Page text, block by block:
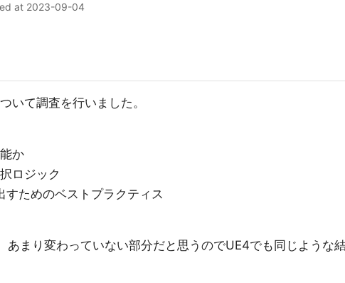
at 2023-09-04
いて調査を行いました。
か
ロジック
ためのベストプラクティス
あまり変わっていない部分だと思うのでUE4でも同じような